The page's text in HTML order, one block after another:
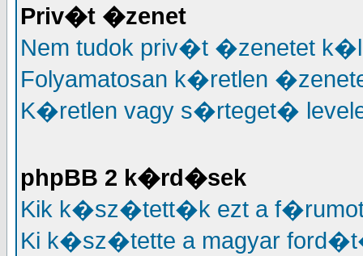
Priv�t �zenet
Nem tudok priv�t �zenetet
Folyamatosan k�retlen
K�retlen vagy s�rteget�
phpBB 2 k�rd�sek
Kik k�sz�tett�k ezt a
Ki k�sz�tette a magyar